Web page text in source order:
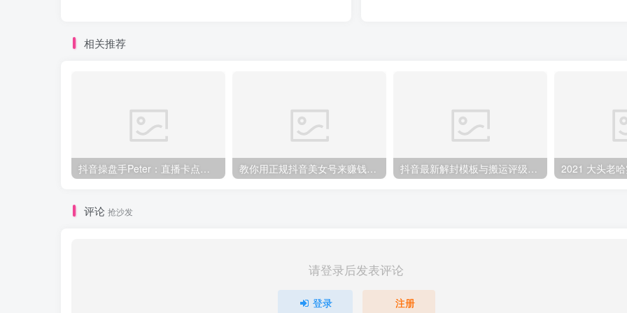
相关推荐
抖音操盘手Peter：直播卡点、直播间冷启动分享 教你用正规抖音美女号来赚钱，用一部手机快速达到千粉，简单操作轻松日入100+ 抖音最新解封模板与搬运评级技术！各种解封模板话术都有！
评论 抢沙发
请登录后发表评论
登录 注册